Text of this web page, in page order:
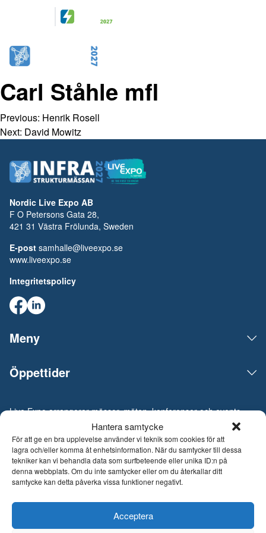
Hantera samtycke
För att ge en bra upplevelse använder vi teknik som cookies för att
lagra och/eller komma åt enhetsinformation. När du samtycker till dessa
tekniker kan vi behandla data som surfbeteende eller unika ID:n på
denna webbplats. Om du inte samtycker eller om du återkallar ditt
samtycke kan detta påverka vissa funktioner negativt.
Acceptera
Carl Ståhle mfl
Previous: Henrik Rosell
Next: David Mowitz
Nordic Live Expo AB
F O Petersons Gata 28,
421 31 Västra Frölunda, Sweden
E-post samhalle@liveexpo.se
www.liveexpo.se
Integritetspolicy
Meny
Öppettider
Live Expo arrangerar mässor, möten, konferenser och events
på den skandinaviska marknaden. Huvudkontoret ligger i
Göteborg. Vi matchar människor och företag för att göra
affärer, nätverka och inspireras av varandra. Live Expo har
startats av Sveriges mest erfarna entreprenörer inom mässor
och events, som lanserat över hundra nya mässor varav
flertalet är idag ledande inom sina respektive branscher. Med
våra besökare och tar mässmediet till en helt ny nivå. Från och
med 26 juni 2026 är Live Expo ett helägt dotterbolag till
Easyfairs Group, ett internationellt företag som organiserar 110